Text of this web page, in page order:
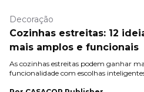
Decoração
Cozinhas estreitas: 12
mais amplos e funcionais
As cozinhas estreitas podem ganhar
funcionalidade com escolhas